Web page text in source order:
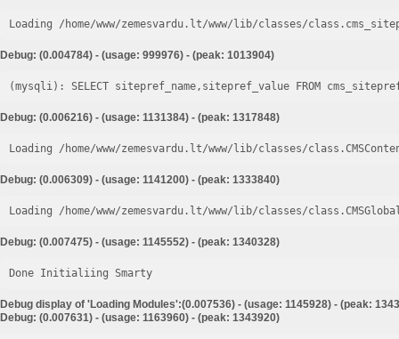
Loading /home/www/zemesvardu.lt/www/lib/classes/
Debug: (0.004784) - (usage: 999976) - (peak: 1013904)
Debug: (0.006216) - (usage: 1131384) - (peak: 1317848)
Loading /home/www/zemesvardu.lt/www/lib/classes/
Debug: (0.006309) - (usage: 1141200) - (peak: 1333840)
Loading /home/www/zemesvardu.lt/www/lib/classes/
Debug: (0.007475) - (usage: 1145552) - (peak: 1340328)
Done Initialiing Smarty
Debug display of 'Loading Modules':(0.007536) - (usage: 1145928) - (peak:
Debug: (0.007631) - (usage: 1163960) - (peak: 1343920)